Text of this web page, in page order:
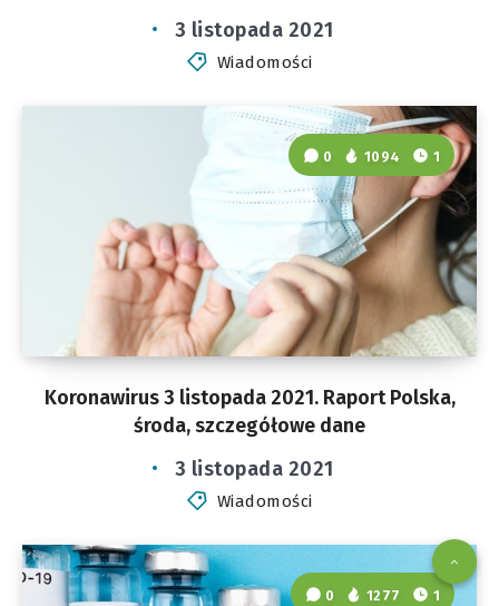
3 listopada 2021
Wiadomości
Koronawirus 3 listopada 2021. Raport Polska,
środa, szczegółowe dane
0 1094 1
3 listopada 2021
Wiadomości
0 1277 1